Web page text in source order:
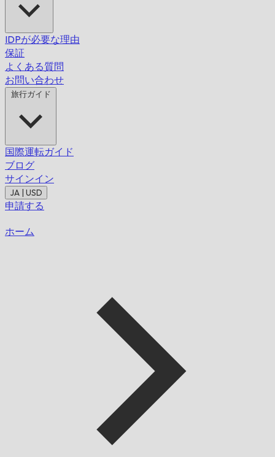
IDPが必要な理由
保証
よくある質問
お問い合わせ
旅行ガイド
国際運転ガイド
ブログ
サインイン
JA | USD
申請する
ホーム